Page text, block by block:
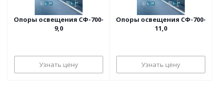
Опоры освещения СФ-700-
9,0
Узнать цену
Опоры освещения СФ-700-
11,0
Узнать цену